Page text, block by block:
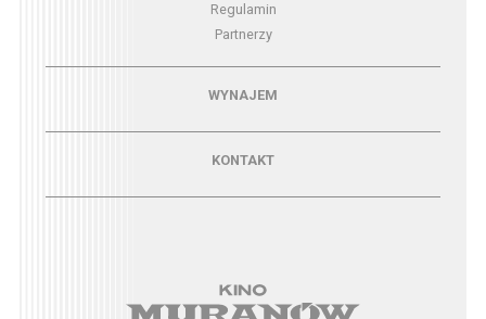
Regulamin
Partnerzy
Menu - wynajemWYNAJEM
KONTAKT